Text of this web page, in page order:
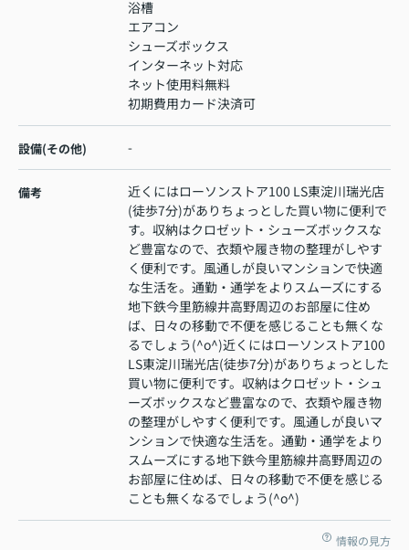
浴槽
エアコン
シューズボックス
インターネット対応
ネット使用料無料
初期費用カード決済可
設備(その他) -
備考
近くにはローソンストア100 LS東淀川瑞光店
(徒歩7分)がありちょっとした買い物に便利で
す。収納はクロゼット・シューズボックスな
ど豊富なので、衣類や履き物の整理がしやす
く便利です。風通しが良いマンションで快適
な生活を。通勤・通学をよりスムーズにする
地下鉄今里筋線井高野周辺のお部屋に住め
ば、日々の移動で不便を感じることも無くな
るでしょう(^o^)近くにはローソンストア100
LS東淀川瑞光店(徒歩7分)がありちょっとした
買い物に便利です。収納はクロゼット・シュ
ーズボックスなど豊富なので、衣類や履き物
の整理がしやすく便利です。風通しが良いマ
ンションで快適な生活を。通勤・通学をより
スムーズにする地下鉄今里筋線井高野周辺の
お部屋に住めば、日々の移動で不便を感じる
ことも無くなるでしょう(^o^)
情報の見方